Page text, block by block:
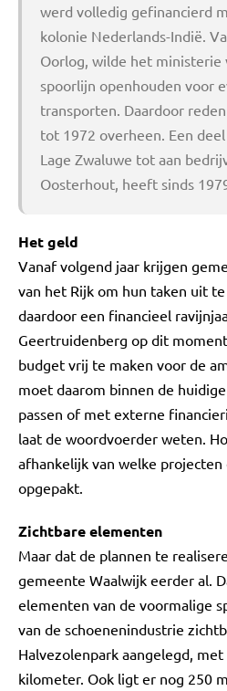
werd volledig gefinancierd
kolonie Nederlands-Indië.
Oorlog, wilde het ministerie
spoorlijn openhouden voor
transporten. Daardoor
tot 1972 overheen. Een
Lage Zwaluwe tot aan
Oosterhout, heeft sinds
Het geld
Vanaf volgend jaar krijgen
van het Rijk om hun taken uit
daardoor een financieel
Geertruidenberg op dit
budget vrij te maken voor de
moet daarom binnen de
passen of met externe
laat de woordvoerder weten.
afhankelijk van welke
opgepakt.
Zichtbare elementen
Maar dat de plannen te
gemeente Waalwijk eerder al.
elementen van de voormalige
van de schoenenindustrie
Halvezolenpark aangelegd,
kilometer. Ook ligt er nog 250